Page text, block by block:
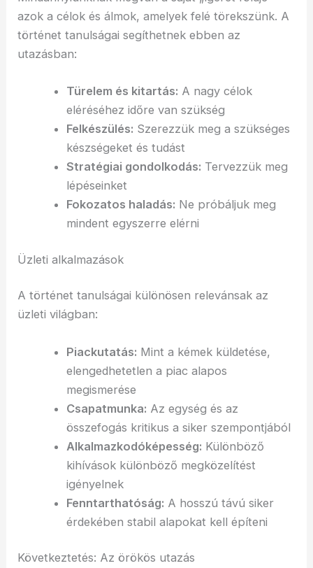
azok a célok és álmok, amelyek felé törekszünk. A
történet tanulságai segíthetnek ebben az
utazásban:
Türelem és kitartás: A nagy célok
eléréséhez időre van szükség
Felkészülés: Szerezzük meg a szükséges
készségeket és tudást
Stratégiai gondolkodás: Tervezzük meg
lépéseinket
Fokozatos haladás: Ne próbáljuk meg
mindent egyszerre elérni
Üzleti alkalmazások
A történet tanulságai különösen relevánsak az
üzleti világban:
Piackutatás: Mint a kémek küldetése,
elengedhetetlen a piac alapos
megismerése
Csapatmunka: Az egység és az
összefogás kritikus a siker szempontjából
Alkalmazkodóképesség: Különböző
kihívások különböző megközelítést
igényelnek
Fenntarthatóság: A hosszú távú siker
érdekében stabil alapokat kell építeni
Következtetés: Az örökös utazás